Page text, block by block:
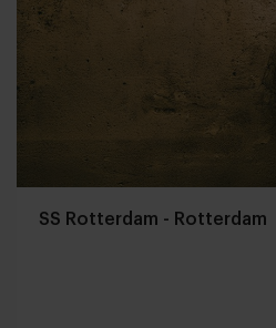
SS Rotterdam - Rotterdam